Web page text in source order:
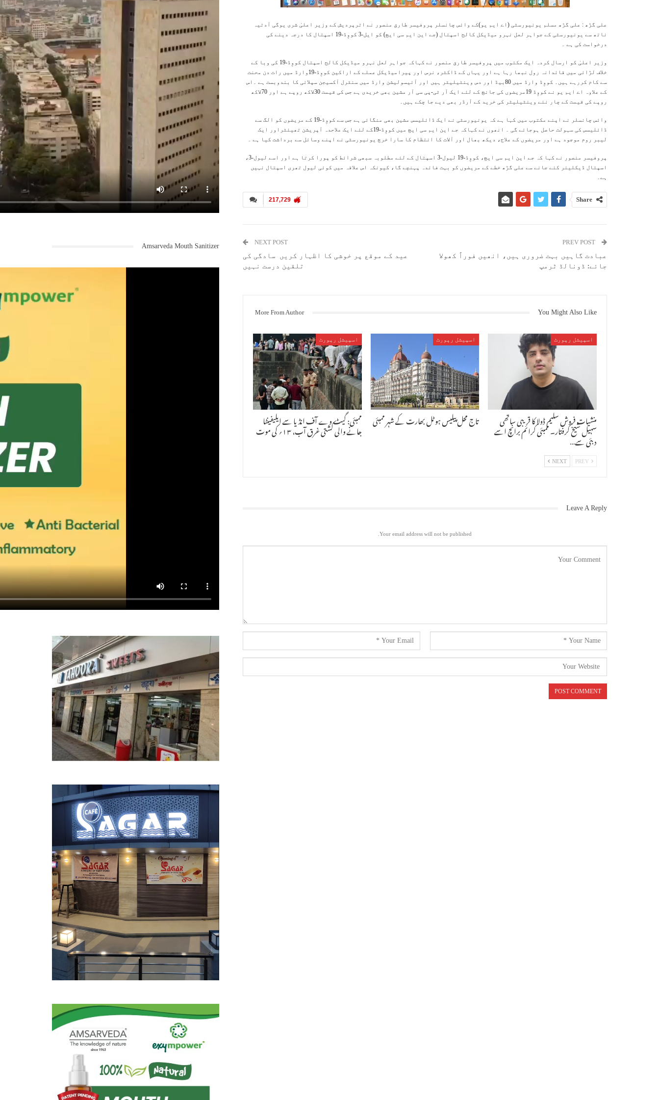
علی گڑھ : علی گڑھ مسلم یونیورسٹی (اے ایم یو)کے وائس چانسلر پروفیسر طارق منصور نے اترپردیش کے وزیر اعلیٰ شری یوگی آدتیہ
ناتھ سے یونیورسٹی کے جواہر لعل نہرو میڈیکل کالج اسپتال (جے این ایم سی ایچ) کو ایل-3 کووِڈ-19 اسپتال کا درجہ دینے کی
درخواست کی ہے ۔
وزیر اعلیٰ کو ارسال کردہ ایک مکتوب میں پروفیسر طارق منصور نے کہاکہ جواہر لعل نہرو میڈیکل کالج اسپتال کووِڈ-19 کی وبا کے
خلاف لڑائی میں قائدانہ رول نبھا رہا ہے اور یہاں کے ڈاکٹر، نرس اور پیرامیڈیکل عملے کے اراکین کووِڈ-19وارڈ میں رات دن محنت
سے کام کررہے ہیں۔ کووِڈ وارڈ میں 80بیڈ اور دس وینٹیلیٹر ہیں اور آئیسولیشن وارڈ میں سنٹرل آکسیجن سپلائی کا بندوبست ہے ۔اس
کے علاوہ اے ایم یو نے کووِڈ 19مریضوں کی جانچ کے لئے ایک آر ٹی-پی سی آر مشین بھی خریدی ہے جس کی قیمت 30لاکھ روپے ہے اور 70لاکھ
روپے کی قیمت کے چار نئے وینٹیلیٹر کی خرید کے آرڈر بھی دیے جا چکے ہیں۔
وائس چانسلر نے اپنے مکتوب میں کہا ہے کہ یونیورسٹی نے ایک ڈائلیسس مشین بھی منگائی ہے جس سے کووِڈ-19 کے مریضوں کو الگ سے
ڈائلیسس کی سہولت حاصل ہوجائے گی ۔ انھوں نے کہاکہ جے این ایم سی ایچ میں کووِڈ-19کے لئے ایک علاحدہ آپریشن تھیئٹراور ایک
لیبر روم موجود ہے اور مریضوں کے علاج، دیکھ بھال اور آلات کا انتظام کا سارا خرچ یونیورسٹی نے اپنے وسائل سے برداشت کیا ہے ۔
پروفیسر منصور نے کہا کہ جے این ایم سی ایچ، کووِڈ-19 لیول-3 اسپتال کے لئے مطلوبہ سبھی شرائط کو پورا کرتا ہے اور اسے لیول-3،
اسپتال ڈیکلیئر کئے جانے سے علی گڑھ خطے کے مریضوں کو بہت فائدہ پہنچے گا، کیونکہ اس علاقہ میں کوئی لیول تھری اسپتال نہیں
ہے۔
217,729 Share
عبادت گاہیں بہت ضروری ہیں، انھیں فوراً کھولا
جائے: ڈونالڈ ٹرمپ
NEXT POST
عید کے موقع پر خوشی کا اظہار کریں سادگی کی
تلقین درست نہیں
You Might Also Like
More From Author
اسپیشل رپورٹ
منشیات فروش سلیم ڈولا کا قریبی ساتھی
سہیل شیخ گرفتار۔ ممبئی کرائم برانچ اسے
دبئی سے…
اسپیشل رپورٹ
تاج محل پیلیس ہوٹل بھارت کے شہر ممبئی
اسپیشل رپورٹ
ممبئی: گیٹ وے آف انڈیا سے ایلیفینٹا
جانے والی کشتی غرق آب، ۱۳؍ کی موت
NEXT
Leave A Reply
Your email address will not be published.
Amsarveda Mouth Sanitizer